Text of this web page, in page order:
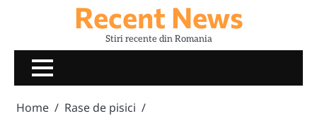
Recent News
Stiri recente din Romania
Home
Rase de pisici